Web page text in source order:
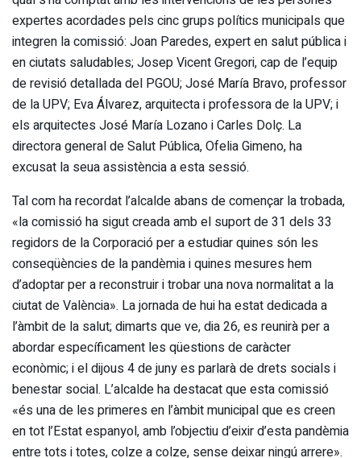
expertes acordades pels cinc grups polítics municipals que
integren la comissió: Joan Paredes, expert en salut pública i
en ciutats saludables; Josep Vicent Gregori, cap de l’equip
de revisió detallada del PGOU; José María Bravo, professor
de la UPV; Eva Álvarez, arquitecta i professora de la UPV; i
els arquitectes José María Lozano i Carles Dolç. La
directora general de Salut Pública, Ofelia Gimeno, ha
excusat la seua assistència a esta sessió.
Tal com ha recordat l’alcalde abans de començar la trobada,
«la comissió ha sigut creada amb el suport de 31 dels 33
regidors de la Corporació per a estudiar quines són les
conseqüències de la pandèmia i quines mesures hem
d’adoptar per a reconstruir i trobar una nova normalitat a la
ciutat de València». La jornada de hui ha estat dedicada a
l’àmbit de la salut; dimarts que ve, dia 26, es reunirà per a
abordar específicament les qüestions de caràcter
econòmic; i el dijous 4 de juny es parlarà de drets socials i
benestar social. L’alcalde ha destacat que esta comissió
«és una de les primeres en l’àmbit municipal que es creen
en tot l’Estat espanyol, amb l’objectiu d’eixir d’esta pandèmia
entre tots i totes, colze a colze, sense deixar ningú arrere».